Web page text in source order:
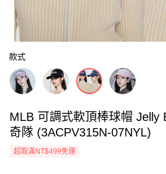
款式
MLB 可調式軟頂棒球帽 Jelly
奇隊 (3ACPV315N-07NYL)
超取滿NT$499免運